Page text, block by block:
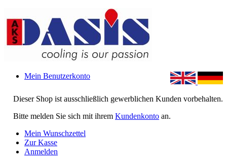
Dieser Shop ist ausschließlich gewerblichen Kunden vorbehalten.
Bitte melden Sie sich mit ihrem Kundenkonto an.
Mein Benutzerkonto
Mein Wunschzettel
Zur Kasse
Anmelden